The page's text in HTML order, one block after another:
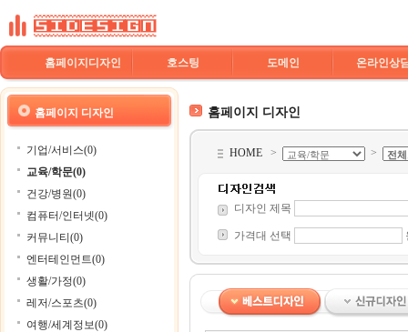
홈페이지디자인 호스팅 도메인 온라인상
홈페이지 디자인
기업/서비스(0)
교육/학문(0)
건강/병원(0)
컴퓨터/인터넷(0)
커뮤니티(0)
엔터테인먼트(0)
생활/가정(0)
레저/스포츠(0)
여행/세계정보(0)
홈페이지 디자인
HOME > >
디자인 제목
가격대 선택